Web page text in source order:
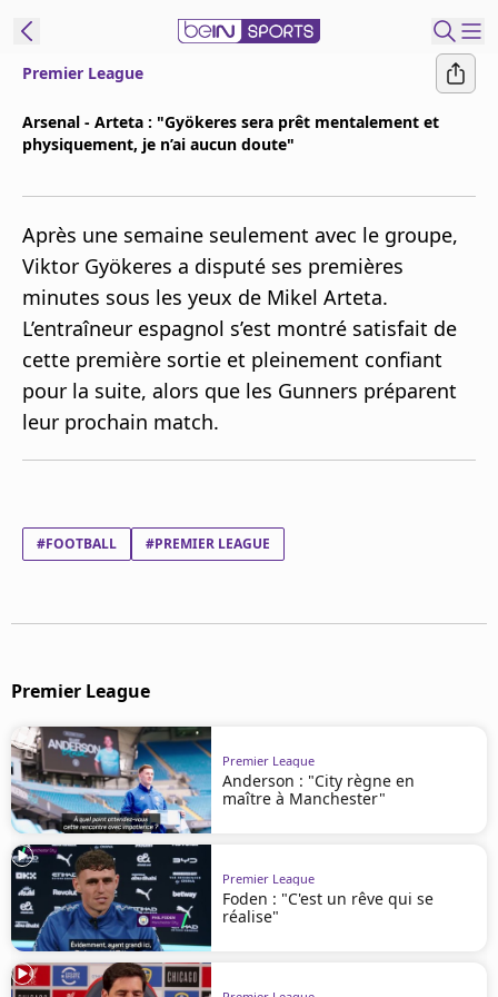
Replays
Podcasts
En Direct
Gérer les
notifications
Contactez nous
Grille TV
beINSPIRED
Cookies
Protection des données
Premier League
Arsenal - Arteta : "Gyökeres sera prêt mentalement et
physiquement, je n’ai aucun doute"
Après une semaine seulement avec le groupe,
Viktor Gyökeres a disputé ses premières
minutes sous les yeux de Mikel Arteta.
L’entraîneur espagnol s’est montré satisfait de
cette première sortie et pleinement confiant
pour la suite, alors que les Gunners préparent
leur prochain match.
#FOOTBALL #PREMIER LEAGUE
Premier League
Premier League
Anderson : "City règne en
maître à Manchester"
Premier League
Foden : "C'est un rêve qui se
réalise"